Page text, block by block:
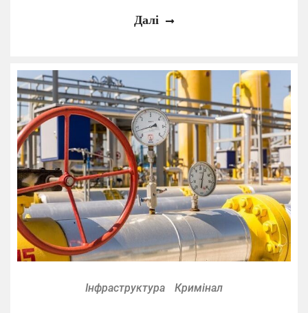
Далі
Інфраструктура Кримінал